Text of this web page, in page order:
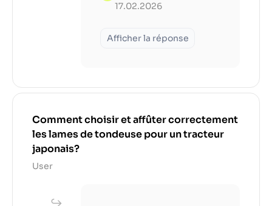
17.02.2026
Afficher la réponse
Comment choisir et affûter correctement
les lames de tondeuse pour un tracteur
japonais?
User